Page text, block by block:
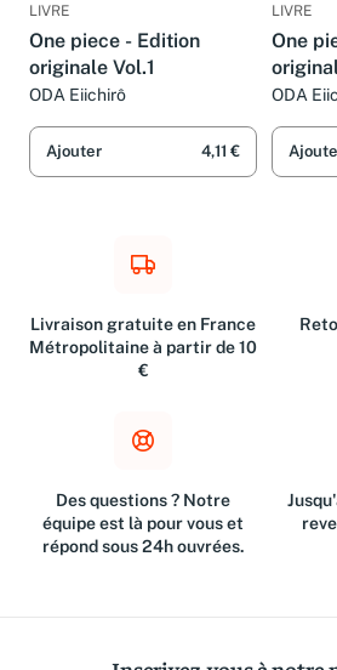
LIVRE
One piece - Edition
originale Vol.1
ODA Eiichirô
Ajouter 4,11 €
LIVRE
One
ODA
Livraison gratuite en France
Métropolitaine à partir de 10
€
Des questions ? Notre
équipe est là pour vous et
répond sous 24h ouvrées.